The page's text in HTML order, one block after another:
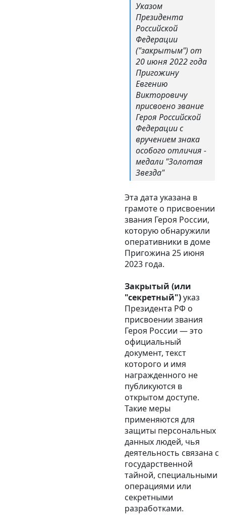
Указом
Президента
Российской
Федерации
("закрытым") от
20 июня 2022 года
Пригожину
Евгению
Викторовичу
присвоено звание
Героя Российской
Федерации с
вручением знака
особого отличия -
медали "Золотая
Звезда"
Эта дата указана в
грамоте о присвоении
звания Героя России,
которую обнаружили
оперативники в доме
Пригожина 25 июня
2023 года.
Закрытый (или
"секретный")указ
Президента РФ о
присвоении звания
Героя России — это
официальный
документ, текст
которого и имя
награжденного не
публикуются в
открытом доступе.
Такие меры
применяются для
защиты персональных
данных людей, чья
деятельность связана с
государственной
тайной, специальными
операциями или
секретными
разработками.